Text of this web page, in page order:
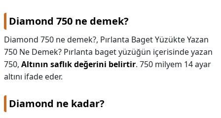
Diamond 750 ne demek?
Diamond 750 ne demek?, Pırlanta Baget Yüzükte Yazan
750 Ne Demek? Pırlanta baget yüzüğün içerisinde yazan
750, Altının saflık değerini belirtir. 750 milyem 14 ayar
altını ifade eder.
Diamond ne kadar?